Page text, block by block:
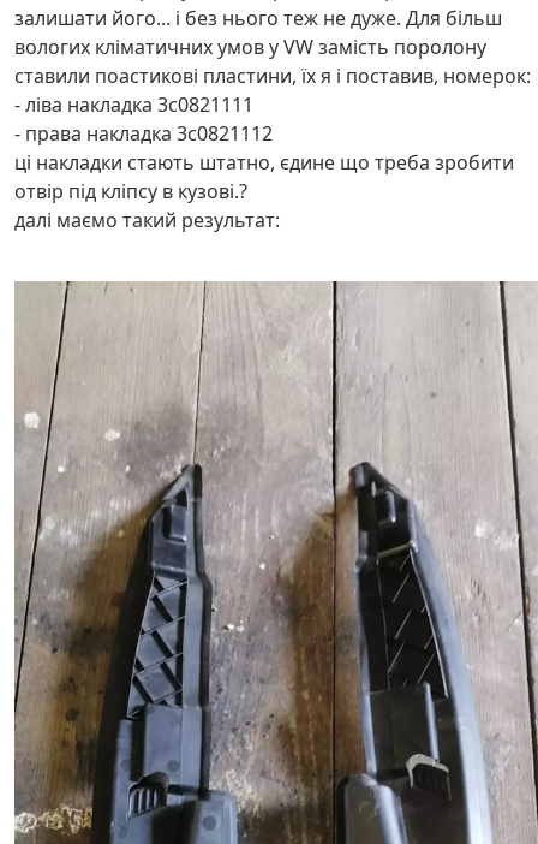
залишати його... і без нього теж не дуже. Для більш
вологих кліматичних умов у VW замість поролону
ставили поастикові пластини, їх я і поставив, номерок:
- ліва накладка 3c0821111
- права накладка 3c0821112
ці накладки стають штатно, єдине що треба зробити
отвір під кліпсу в кузові.?
далі маємо такий результат: